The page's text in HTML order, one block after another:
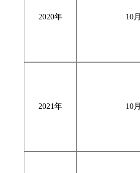
2020年 10月
2021年 10月